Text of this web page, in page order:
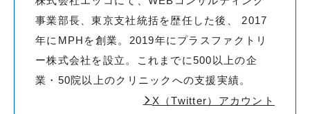
事業部長、東京支社統括を歴任した後、 2017
年にMPHを創業。2019年にプラスファクトリ
ー株式会社を設立。これまでに500以上の企
業・50院以上のクリニックへの支援実績。
X（Twitter）アカウント